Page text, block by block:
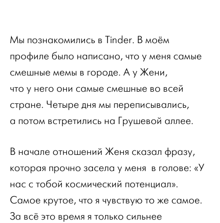
Мы познакомились в Tinder. В моём
профиле было написано, что у меня самые
смешные мемы в городе. А у Жени,
что у него они самые смешные во всей
стране. Четыре дня мы переписывались,
а потом встретились на Грушевой аллее.
В начале отношений Женя сказал фразу,
которая прочно засела у меня в голове: «У
нас с тобой космический потенциал».
Самое крутое, что я чувствую то же самое.
За всё это время я только сильнее